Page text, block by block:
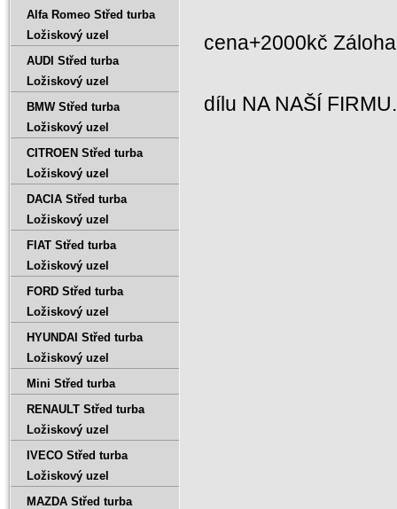
cena+2000kč
dílu NA NAŠÍ
Alfa Romeo Střed turba
Ložiskový uzel
AUDI Střed turba
Ložiskový uzel
BMW Střed turba
Ložiskový uzel
CITROEN Střed turba
Ložiskový uzel
DACIA Střed turba
Ložiskový uzel
FIAT Střed turba
Ložiskový uzel
FORD Střed turba
Ložiskový uzel
HYUNDAI Střed turba
Ložiskový uzel
Mini Střed turba
RENAULT Střed turba
Ložiskový uzel
IVECO Střed turba
Ložiskový uzel
MAZDA Střed turba